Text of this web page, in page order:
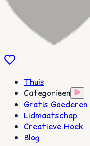
Thuis
Categorieen
Gratis Goederen
Lidmaatschap
Creatieve Hoek
Blog